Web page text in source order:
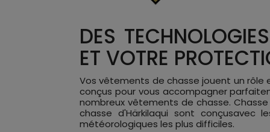
DES
ET VOTRE
Vos vêtements de chasse jouent un rôle
conçus pour vous accompagner
nombreux vêtements de chasse.
chasse d'Härkilaqui sont conçusavec
météorologiques les plus difficiles.